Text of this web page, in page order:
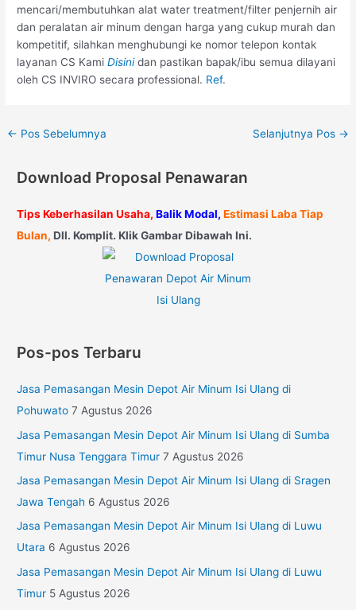
mencari/membutuhkan alat water treatment/filter penjernih air
dan peralatan air minum dengan harga yang cukup murah dan
kompetitif, silahkan menghubungi ke nomor telepon kontak
layanan CS KamiDisini dan pastikan bapak/ibu semua dilayani
oleh CS INVIRO secara professional. Ref.
← Pos Sebelumnya Selanjutnya Pos →
Download Proposal Penawaran
Tips Keberhasilan Usaha, Balik Modal, Estimasi Laba Tiap
Bulan, Dll. Komplit. Klik Gambar Dibawah Ini.
Pos-pos Terbaru
Jasa Pemasangan Mesin Depot Air Minum Isi Ulang di
Pohuwato 7 Agustus 2026
Jasa Pemasangan Mesin Depot Air Minum Isi Ulang di Sumba
Timur Nusa Tenggara Timur 7 Agustus 2026
Jasa Pemasangan Mesin Depot Air Minum Isi Ulang di Sragen
Jawa Tengah 6 Agustus 2026
Jasa Pemasangan Mesin Depot Air Minum Isi Ulang di Luwu
Utara 6 Agustus 2026
Jasa Pemasangan Mesin Depot Air Minum Isi Ulang di Luwu
Timur 5 Agustus 2026